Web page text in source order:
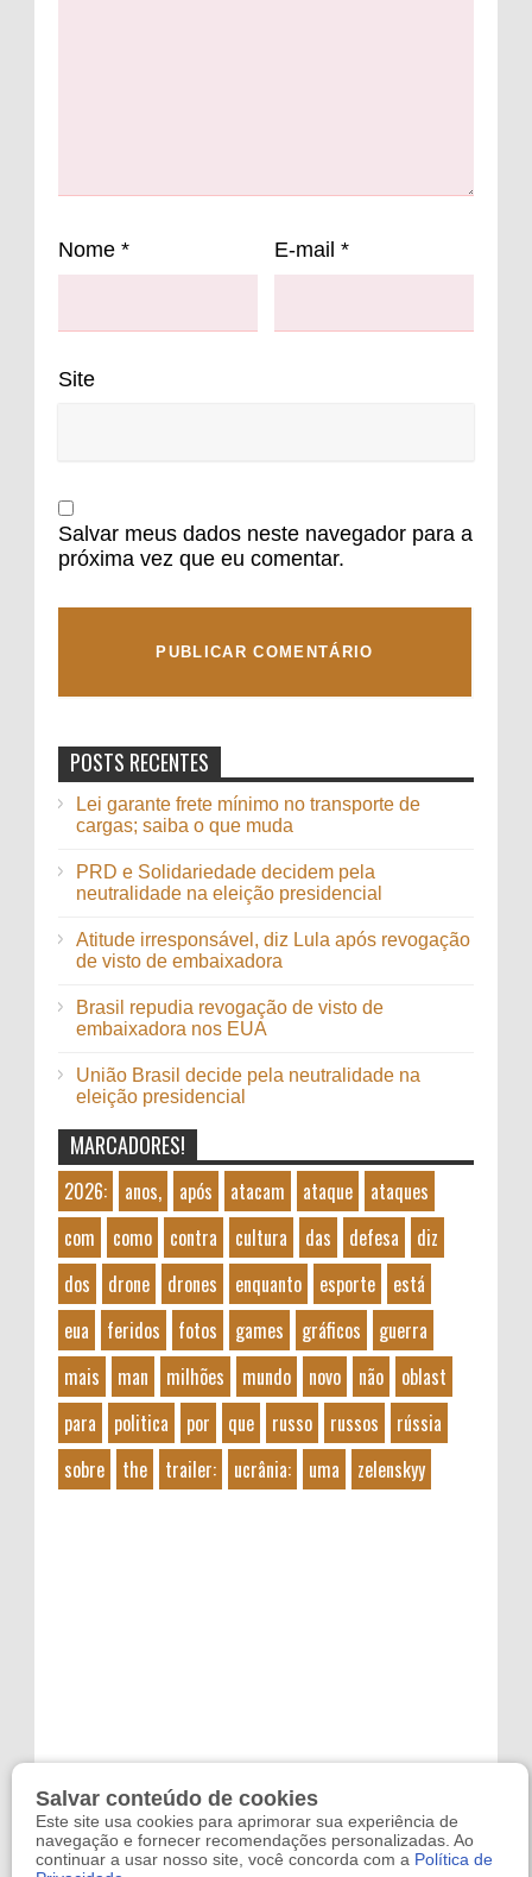
Nome * E-mail *
Site
Salvar meus dados neste navegador para a
próxima vez que eu comentar.
POSTS RECENTES
Lei garante frete mínimo no transporte de
cargas; saiba o que muda
PRD e Solidariedade decidem pela
neutralidade na eleição presidencial
Atitude irresponsável, diz Lula após revogação
de visto de embaixadora
Brasil repudia revogação de visto de
embaixadora nos EUA
União Brasil decide pela neutralidade na
eleição presidencial
MARCADORES!
2026: anos, após atacam ataque
ataques
com
como contra cultura das defesa
diz
dos
drone drones enquanto esporte
está
eua
feridos fotos games gráficos
guerra
mais
man milhões mundo novo não
oblast
para
politica por que russo russos
rússia
sobre
the trailer: ucrânia: uma zelenskyy
Salvar conteúdo de cookies
Este site usa cookies para aprimorar sua experiência de
navegação e fornecer recomendações personalizadas. Ao
continuar a usar nosso site, você concorda com a Política de